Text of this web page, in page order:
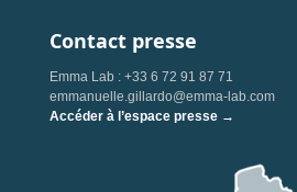
Contact presse
Emma Lab : +33 6 72 91 87 71
emmanuelle.gillardo@emma-lab.com
Accéder à l’espace presse →